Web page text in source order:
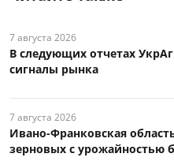
7 августа 2026
В следующих отчетах
сигналы рынка
7 августа 2026
Ивано-Франковская
зерновых с урожайностью